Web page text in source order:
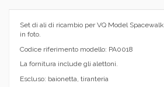
Set di ali di ricambio per VQ Model
in foto.
Codice riferimento modello: PA0018
La fornitura include gli alettoni.
Escluso: baionetta, tiranteria